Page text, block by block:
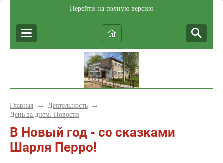
Перейти на полную версию
Главная → Деятельность →
День за днем. Новости
В Новый год - со сказками
Шарля Перро!